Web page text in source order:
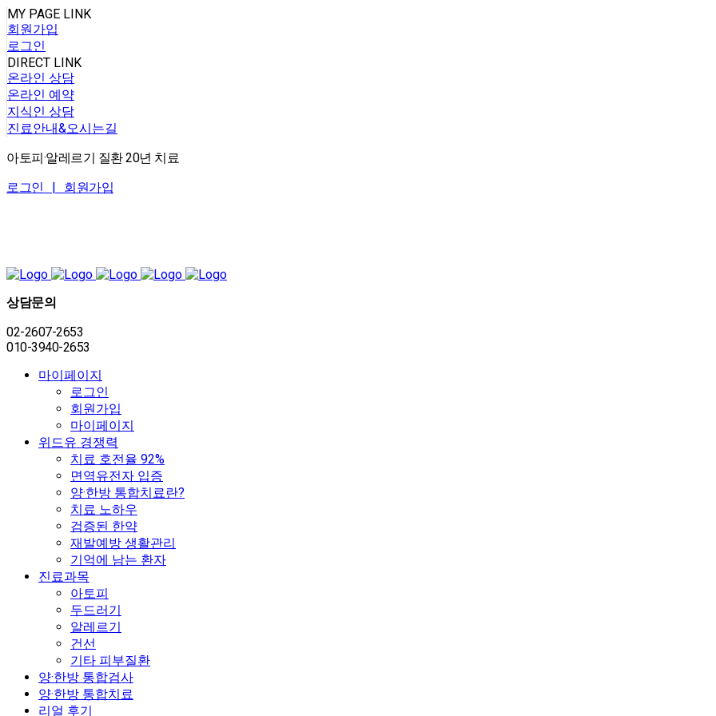
MY PAGE LINK
회원가입
로그인
DIRECT LINK
온라인 상담
온라인 예약
지식인 상담
진료안내&오시는길
아토피·알레르기 질환 20년 치료
로그인 | 회원가입
상담문의
02-2607-2653
010-3940-2653
마이페이지
로그인
회원가입
마이페이지
위드유 경쟁력
치료 호전율 92%
면역유전자 입증
양·한방 통합치료란?
치료 노하우
검증된 한약
재발예방 생활관리
기억에 남는 환자
진료과목
아토피
두드러기
알레르기
건선
기타 피부질환
양·한방 통합검사
양·한방 통합치료
리얼 후기